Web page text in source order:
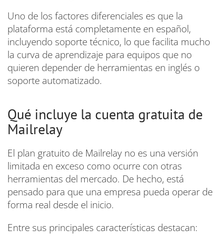
Uno de los factores diferenciales es que la
plataforma está completamente en español,
incluyendo soporte técnico, lo que facilita mucho
la curva de aprendizaje para equipos que no
quieren depender de herramientas en inglés o
soporte automatizado.
Qué incluye la cuenta gratuita de
Mailrelay
El plan gratuito de Mailrelay no es una versión
limitada en exceso como ocurre con otras
herramientas del mercado. De hecho, está
pensado para que una empresa pueda operar de
forma real desde el inicio.
Entre sus principales características destacan: